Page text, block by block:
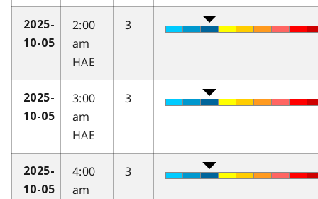
2025-
10-05
2:00
am
HAE
3
2025-
10-05
3:00
am
HAE
3
2025-
10-05
4:00
am
3